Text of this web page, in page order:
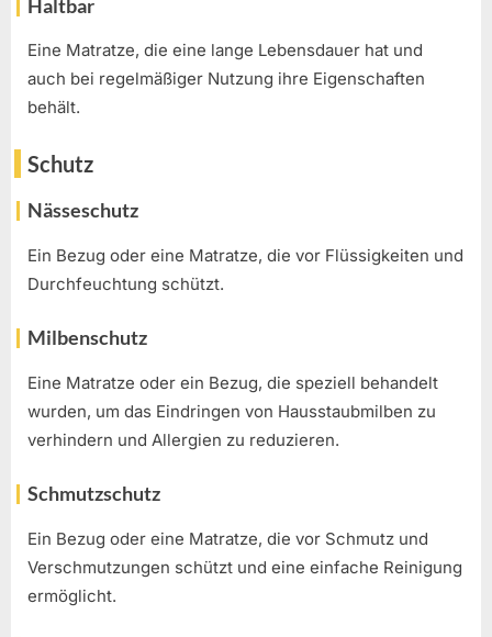
Haltbar
Eine Matratze, die eine lange Lebensdauer hat und
auch bei regelmäßiger Nutzung ihre Eigenschaften
behält.
Schutz
Nässeschutz
Ein Bezug oder eine Matratze, die vor Flüssigkeiten und
Durchfeuchtung schützt.
Milbenschutz
Eine Matratze oder ein Bezug, die speziell behandelt
wurden, um das Eindringen von Hausstaubmilben zu
verhindern und Allergien zu reduzieren.
Schmutzschutz
Ein Bezug oder eine Matratze, die vor Schmutz und
Verschmutzungen schützt und eine einfache Reinigung
ermöglicht.